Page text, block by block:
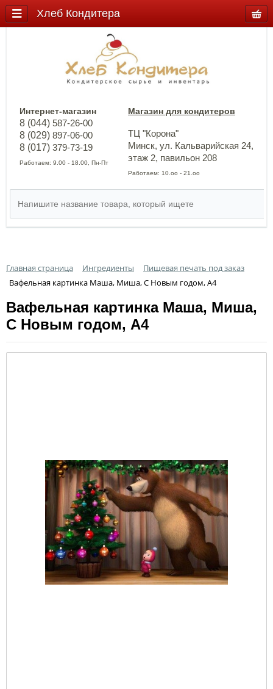
Интернет-магазин
8 (044) 587-26-00
8 (029) 897-06-00
8 (017) 379-73-19
Работаем: 9.00 - 18.00, Пн-Пт
Магазин для кондитеров
ТЦ "Корона"
Минск, ул. Кальварийская 24,
этаж 2, павильон 208
Работаем: 10.оо - 21.оо
Главная страница Ингредиенты
Пищевая печать под заказ
Вафельная картинка Маша, Миша, С Новым годом, А4
Вафельная картинка Маша, Миша,
С Новым годом, А4
Хлеб Кондитера